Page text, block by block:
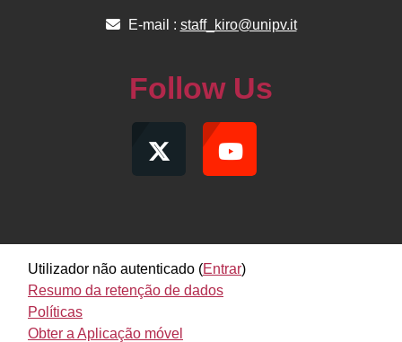
E-mail : staff_kiro@unipv.it
Follow Us
Utilizador não autenticado (Entrar)
Resumo da retenção de dados
Políticas
Obter a Aplicação móvel